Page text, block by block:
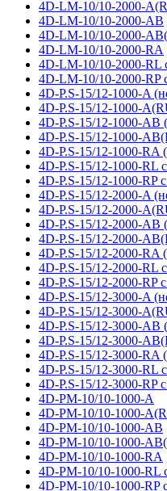
4D-LM-10/10-2000-
4D-LM-10/10-2000-AB
4D-LM-10/10-2000-
4D-LM-10/10-2000-RA
4D-LM-10/10-2000-RL
4D-LM-10/10-2000-RP
4D-P.S-15/12-1000-A
4D-P.S-15/12-1000-
4D-P.S-15/12-1000-AB
4D-P.S-15/12-1000-
4D-P.S-15/12-1000-RA
4D-P.S-15/12-1000-RL
4D-P.S-15/12-1000-RP
4D-P.S-15/12-2000-A
4D-P.S-15/12-2000-
4D-P.S-15/12-2000-AB
4D-P.S-15/12-2000-
4D-P.S-15/12-2000-RA
4D-P.S-15/12-2000-RL
4D-P.S-15/12-2000-RP
4D-P.S-15/12-3000-A
4D-P.S-15/12-3000-
4D-P.S-15/12-3000-AB
4D-P.S-15/12-3000-
4D-P.S-15/12-3000-RA
4D-P.S-15/12-3000-RL
4D-P.S-15/12-3000-RP
4D-PM-10/10-1000-A
4D-PM-10/10-1000-
4D-PM-10/10-1000-AB
4D-PM-10/10-1000-
4D-PM-10/10-1000-RA
4D-PM-10/10-1000-RL
4D-PM-10/10-1000-RP